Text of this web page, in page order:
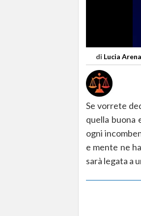
di Lucia Arena
Se vorrete
quella buona
ogni
e mente ne
sarà legata a